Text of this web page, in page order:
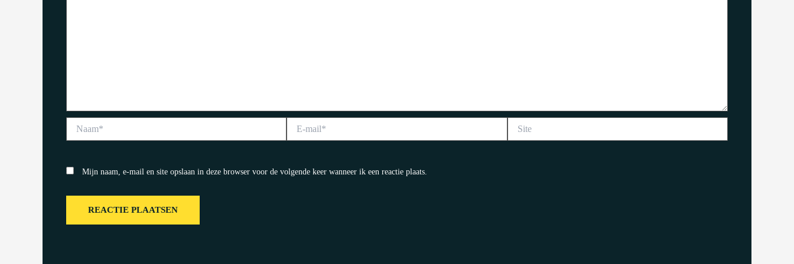
mail*
Mijn naam, e-mail en site opslaan in deze browser voor de volgende keer wanneer ik een reactie plaats.